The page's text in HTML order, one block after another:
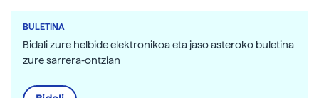
BULETINA
Bidali zure helbide elektronikoa eta jaso asteroko buletina
zure sarrera-ontzian